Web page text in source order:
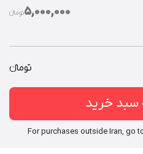
شرکت، سازمان یا موسسه.
5,000,000تومان‫ء‬‫
/ سرویس‌‌های سایت‌ساز /
تومان‫ء‬‫
سبد خرید
For purchases outside Iran, go